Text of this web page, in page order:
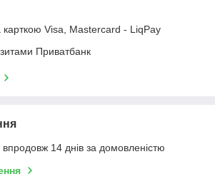
Visa, Mastercard - LiqPay
Приватбанк
14 днів за домовленістю